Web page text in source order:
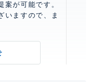
案が可能です。
いますので、ま